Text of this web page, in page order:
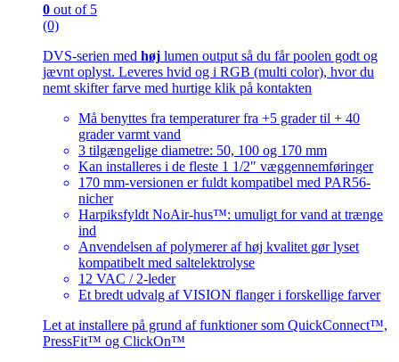
0 out of 5
(0)
DVS-serien med høj lumen output så du får poolen godt og
jævnt oplyst. Leveres hvid og i RGB (multi color), hvor du
nemt skifter farve med hurtige klik på kontakten
Må benyttes fra temperaturer fra +5 grader til + 40
grader varmt vand
3 tilgængelige diametre: 50, 100 og 170 mm
Kan installeres i de fleste 1 1/2″ væggennemføringer
170 mm-versionen er fuldt kompatibel med PAR56-
nicher
Harpiksfyldt NoAir-hus™: umuligt for vand at trænge
ind
Anvendelsen af polymerer af høj kvalitet gør lyset
kompatibelt med saltelektrolyse
12 VAC / 2-leder
Et bredt udvalg af VISION flanger i forskellige farver
Let at installere på grund af funktioner som QuickConnect™,
PressFit™ og ClickOn™